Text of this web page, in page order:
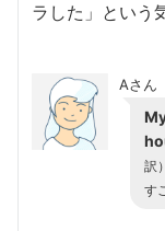
ラした」という
Aさん
訳
す